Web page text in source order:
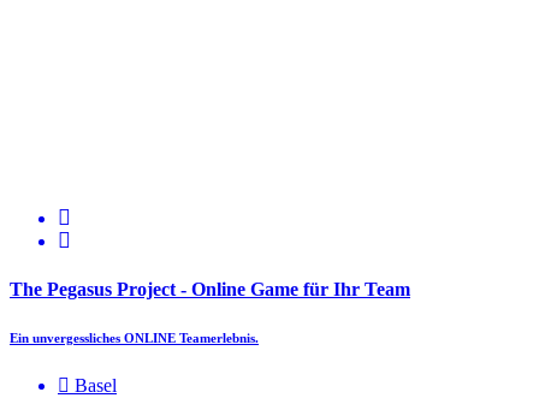
The Pegasus Project - Online Game für Ihr Team
Ein unvergessliches ONLINE Teamerlebnis.
Basel